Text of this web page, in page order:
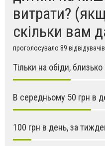
витрати?
скільки вам
проголосувало 89 відвідувачів
Тільки на обіди,
В середньому 50 грн в
100 грн в день, за